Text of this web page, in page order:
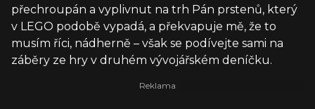
přechroupán a vyplivnut na trh Pán prstenů, který
v LEGO podobě vypadá, a překvapuje mě, že to
musím říci, nádherně – však se podívejte sami na
záběry ze hry v druhém vývojářském deníčku.